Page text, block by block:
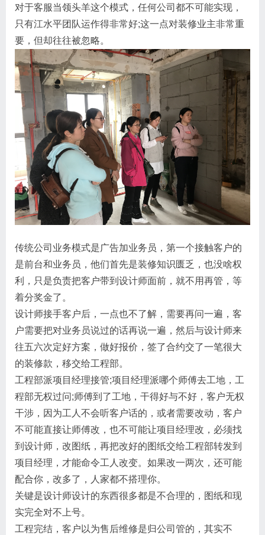
对于客服当领头羊这个模式，任何公司都不可能实现，
只有江水平团队运作得非常好;这一点对装修业主非常重
要，但却往往被忽略。
传统公司业务模式是广告加业务员，第一个接触客户的
是前台和业务员，他们首先是装修知识匮乏，也没啥权
利，只是负责把客户带到设计师面前，就不用再管，等
着分奖金了。
设计师​接手​客户后，一点也不了解，需要再问一遍，客
户需要把对业务员说过的话再说一遍，然后与设计师来
往五六次定好方案，做好报价，签了合约交了一笔很大
的装修款，移交给工程部。
工程部派项目经理接管;项目经理派哪个师傅去工地，工
程部无权过问;师傅到了工地，干得好与不好，客户无权
干涉，因为工人不会听客户话的，或者需要改动，客户
不可能直接让师傅改，也不可能让项目经理改，必须找
到设计师，改图纸，再把改好的图纸交给工程部转发到
项目经理，才能命令工人改变。如果改一两次，还可能
配合你，改多了，人家都不搭理你。
关键是设计师设计的东西很多都是不合理的，图纸和现
实完全对不上号。
工程完结，客户以为售后维修是归公司管的，其实不